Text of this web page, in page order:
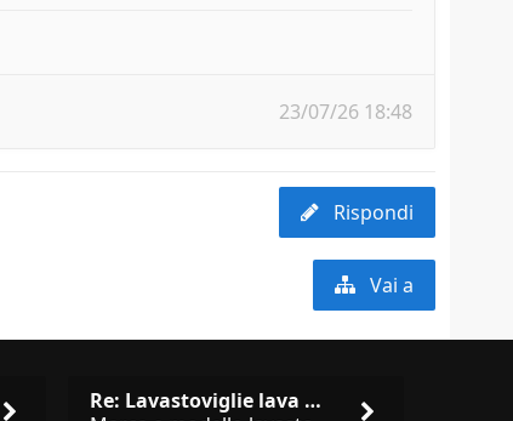
23/07/26 18:48
Rispondi
Vai a
Re: Lavastoviglie lava male: …